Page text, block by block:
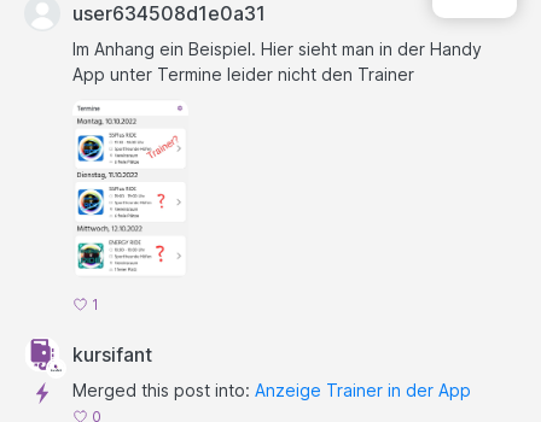
user634508d1e0a31
Im Anhang ein Beispiel. Hier sieht man in der Handy
App unter Termine leider nicht den Trainer
1
kursifant
Merged this post into: Anzeige Trainer in der App
0